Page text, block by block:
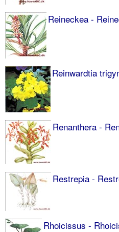
Reineckea -
Reinwardtia
Renanthera -
Restrepia -
Rhoicissus -